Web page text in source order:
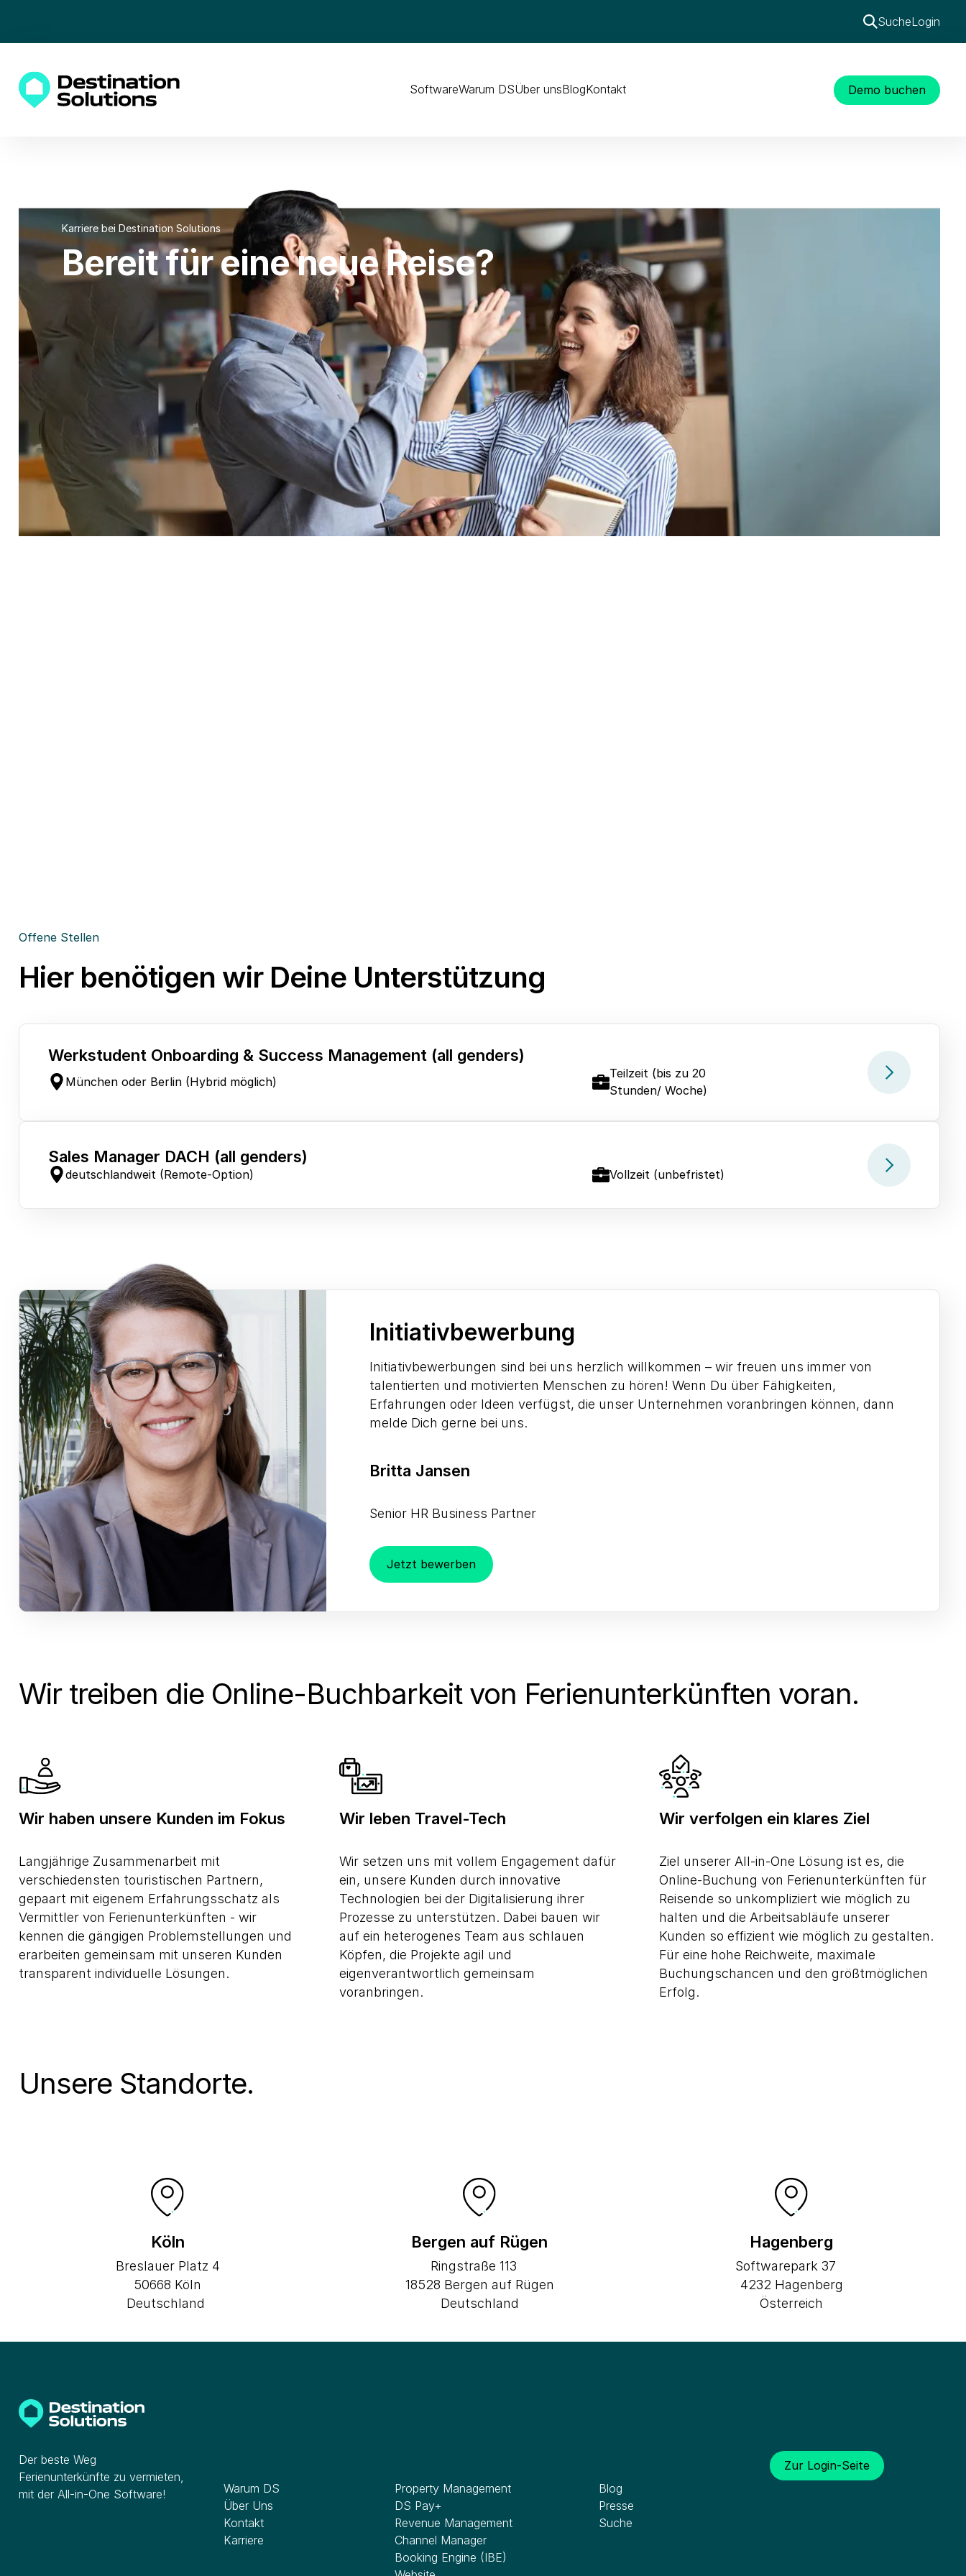
SucheLogin
SoftwareWarum DSÜber unsBlogKontakt Demo buchen
Karriere bei Destination Solutions
Bereit für eine neue Reise?
Offene Stellen
Hier benötigen wir Deine Unterstützung
Werkstudent Onboarding & Success Management (all genders)
München oder Berlin (Hybrid möglich)
Teilzeit (bis zu 20
Stunden/ Woche)
Sales Manager DACH (all genders)
deutschlandweit (Remote-Option) Vollzeit (unbefristet)
Initiativbewerbung
Initiativbewerbungen sind bei uns herzlich willkommen – wir freuen uns immer von
talentierten und motivierten Menschen zu hören! Wenn Du über Fähigkeiten,
Erfahrungen oder Ideen verfügst, die unser Unternehmen voranbringen können, dann
melde Dich gerne bei uns.
Britta Jansen
Senior HR Business Partner
Jetzt bewerben
Wir treiben die Online-Buchbarkeit von Ferienunterkünften voran.
Wir haben unsere Kunden im Fokus
Langjährige Zusammenarbeit mit
verschiedensten touristischen Partnern,
gepaart mit eigenem Erfahrungsschatz als
Vermittler von Ferienunterkünften - wir
kennen die gängigen Problemstellungen und
erarbeiten gemeinsam mit unseren Kunden
transparent individuelle Lösungen.
Wir leben Travel-Tech
Wir setzen uns mit vollem Engagement dafür
ein, unsere Kunden durch innovative
Technologien bei der Digitalisierung ihrer
Prozesse zu unterstützen. Dabei bauen wir
auf ein heterogenes Team aus schlauen
Köpfen, die Projekte agil und
eigenverantwortlich gemeinsam
voranbringen.
Wir verfolgen ein klares Ziel
Ziel unserer All-in-One Lösung ist es, die
Online-Buchung von Ferienunterkünften für
Reisende so unkompliziert wie möglich zu
halten und die Arbeitsabläufe unserer
Kunden so effizient wie möglich zu gestalten.
Für eine hohe Reichweite, maximale
Buchungschancen und den größtmöglichen
Erfolg.
Unsere Standorte.
Köln
Breslauer Platz 4
50668 Köln
Deutschland
Bergen auf Rügen
Ringstraße 113
18528 Bergen auf Rügen
Deutschland
Hagenberg
Softwarepark 37
4232 Hagenberg
Österreich
Der beste Weg
Ferienunterkünfte zu vermieten,
mit der All-in-One Software!
Warum DS
Über Uns
Kontakt
Karriere
Property Management
DS Pay+
Revenue Management
Channel Manager
Booking Engine (IBE)
Blog
Presse
Suche
Zur Login-Seite